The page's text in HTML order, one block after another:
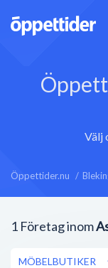
Välj
Öppettider.nu
1 Företag inom
MÖBELBUTIKER